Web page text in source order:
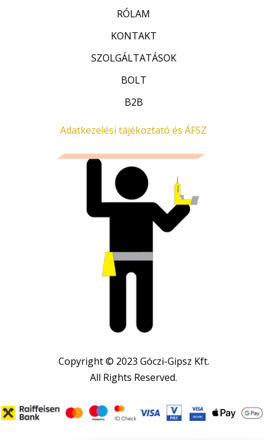
RÓLAM
KONTAKT
SZOLGÁLTATÁSOK
BOLT
B2B
Adatkezelési tájékoztató és ÁFSZ
Copyright © 2023 Góczi-Gipsz Kft.
All Rights Reserved.